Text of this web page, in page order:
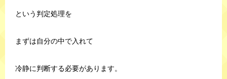
という判定処理を
まずは自分の中で入れて
冷静に判断する必要があります。